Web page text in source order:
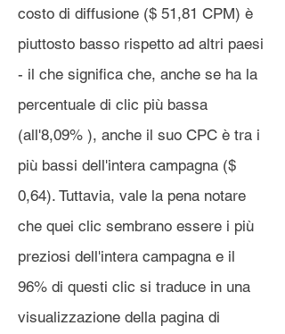
costo di diffusione ($ 51,81 CPM) è
piuttosto basso rispetto ad altri paesi
- il che significa che, anche se ha la
percentuale di clic più bassa
(all'8,09% ), anche il suo CPC è tra i
più bassi dell'intera campagna ($
0,64). Tuttavia, vale la pena notare
che quei clic sembrano essere i più
preziosi dell'intera campagna e il
96% di questi clic si traduce in una
visualizzazione della pagina di